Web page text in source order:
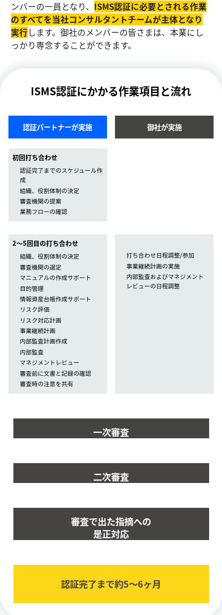
ンバーの一員となり、 ISMS認証に必要とされる作業
のすべてを当社コンサルタントチームが主体となり
実⾏ します。御社のメンバーの皆さまは、本業にし
っかり専念することができます。
ISMS認証にかかる作業項目と流れ
認証パートナーが実施 御社が実施
初回打ち合わせ
認証完了までのスケジュール作
成
組織、役割体制の決定
審査機関の提案
業務フローの確認
2〜5回目の打ち合わせ
組織、役割体制の決定
審査機関の選定
マニュアルの作成サポート
目的管理
情報資産台帳作成サポート
リスク評価
リスク対応計画
事業継続計画
内部監査計画作成
内部監査
マネジメントレビュー
審査前に文書と記録の確認
審査時の注意を共有
打ち合わせ日程調整/参加
事業継続計画の実施
内部監査およびマネジメント
レビューの日程調整
一次審査
二次審査
審査で出た指摘への
是正対応
認証完了まで約5〜6ヶ⽉